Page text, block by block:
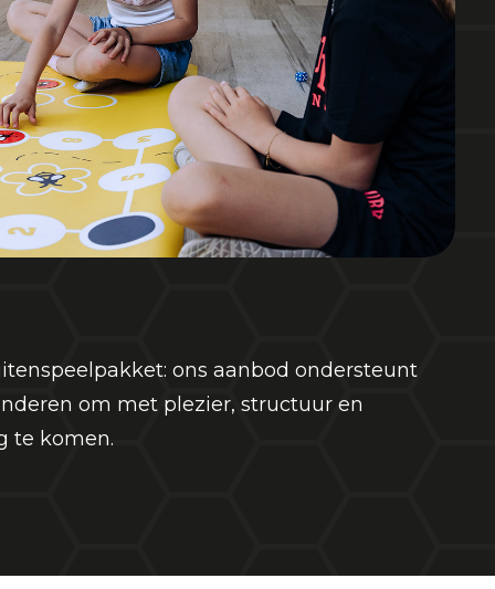
ons aanbod ondersteunt
om met plezier, structuur en
te komen.